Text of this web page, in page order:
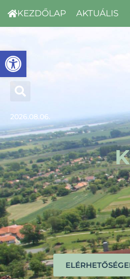
Eszköztár megnyitása
KEZDŐLAP AKTUÁLIS
2026.08.06.